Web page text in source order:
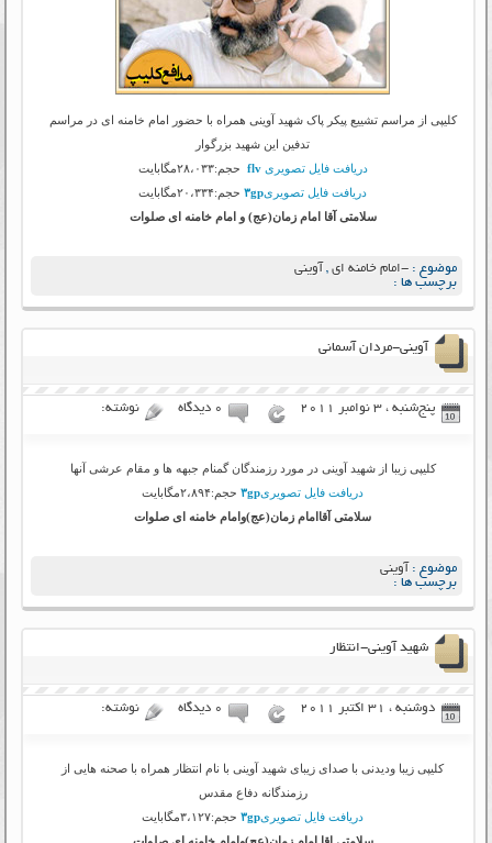
کلیپی از مراسم تشییع پیکر پاک شهید آوینی همراه با حضور امام خامنه ای در مراسم
تدفین این شهید بزرگوار
دریافت فایل تصویری flv
حجم:۲۸،۰۳۳مگابایت
دریافت فایل تصویری۳gpحجم:۲۰،۳۳۴مگابایت
سلامتی آقا امام زمان(عج) و امام خامنه ای صلوات
موضوع :-امام خامنه ای , آوینی
برچسب ها :
آوینی-مردان آسمانی
پنج‌شنبه ، 3 نوامبر 2011 ۰ دیدگاه نوشته:
کلیپی زیبا از شهید آوینی در مورد رزمندگان گمنام جبهه ها و مقام عرشی آنها
دریافت فایل تصویری۳gpحجم:۲،۸۹۴مگابایت
سلامتی آقاامام زمان(عج)وامام خامنه ای صلوات
موضوع : آوینی
برچسب ها :
شهید آوینی-انتظار
دوشنبه ، 31 اکتبر 2011 ۰ دیدگاه نوشته:
کلیپی زیبا ودیدنی با صدای زیبای شهید آوینی با نام انتظار همراه با صحنه هایی از
رزمندگانه دفاع مقدس
دریافت فایل تصویری۳gpحجم:۳،۱۲۷مگابایت